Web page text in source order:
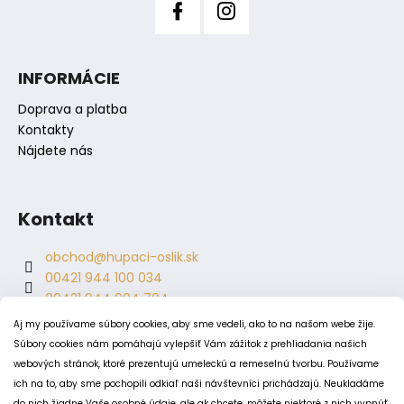
Aj my používame súbory cookies, aby sme vedeli, ako to na našom webe žije.
Súbory cookies nám pomáhajú vylepšiť Vám zážitok z prehliadania našich
webových stránok, ktoré prezentujú umeleckú a remeselnú tvorbu. Používame
ich na to, aby sme pochopili odkiaľ naši návštevníci prichádzajú. Neukladáme
INFORMÁCIE
Doprava a platba
Kontakty
Nájdete nás
Kontakt
obchod@hupaci-oslik.sk
00421 944 100 034
00421 944 904 704
hupaci.oslik
dagmar.juricova
PODMIENKY